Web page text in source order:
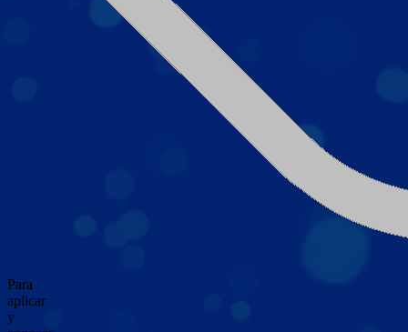
Para
aplicar
y